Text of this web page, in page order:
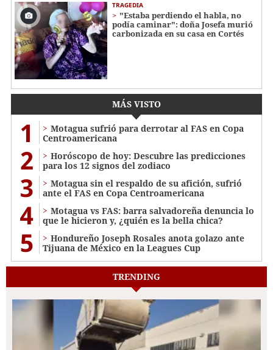
TRAGEDIA
"Estaba perdiendo el habla, no
podía caminar": doña Josefa murió
carbonizada en su casa en Cortés
MÁS VISTO
1
Motagua sufrió para derrotar al FAS en Copa
Centroamericana
2
Horóscopo de hoy: Descubre las predicciones
para los 12 signos del zodiaco
3
Motagua sin el respaldo de su afición, sufrió
ante el FAS en Copa Centroamericana
4
Motagua vs FAS: barra salvadoreña denuncia lo
que le hicieron y, ¿quién es la bella chica?
5
Hondureño Joseph Rosales anota golazo ante
Tijuana de México en la Leagues Cup
TRENDING